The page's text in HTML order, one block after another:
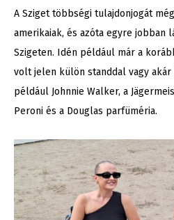
A Sziget többségi tulajdonjogát
amerikaiak, és azóta egyre jobban
Szigeten. Idén például már a
volt jelen külön standdal vagy
például Johnnie Walker, a
Peroni és a Douglas parfüméria.